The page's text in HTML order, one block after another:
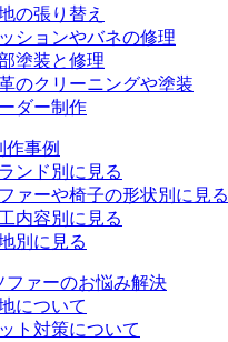
の張り替え
ションやバネの修理
塗装と修理
のクリーニングや塗装
ダー制作
作事例
ンド別に見る
ァーや椅子の形状別に見る
内容別に見る
別に見る
ファーのお悩み解決
について
ト対策について